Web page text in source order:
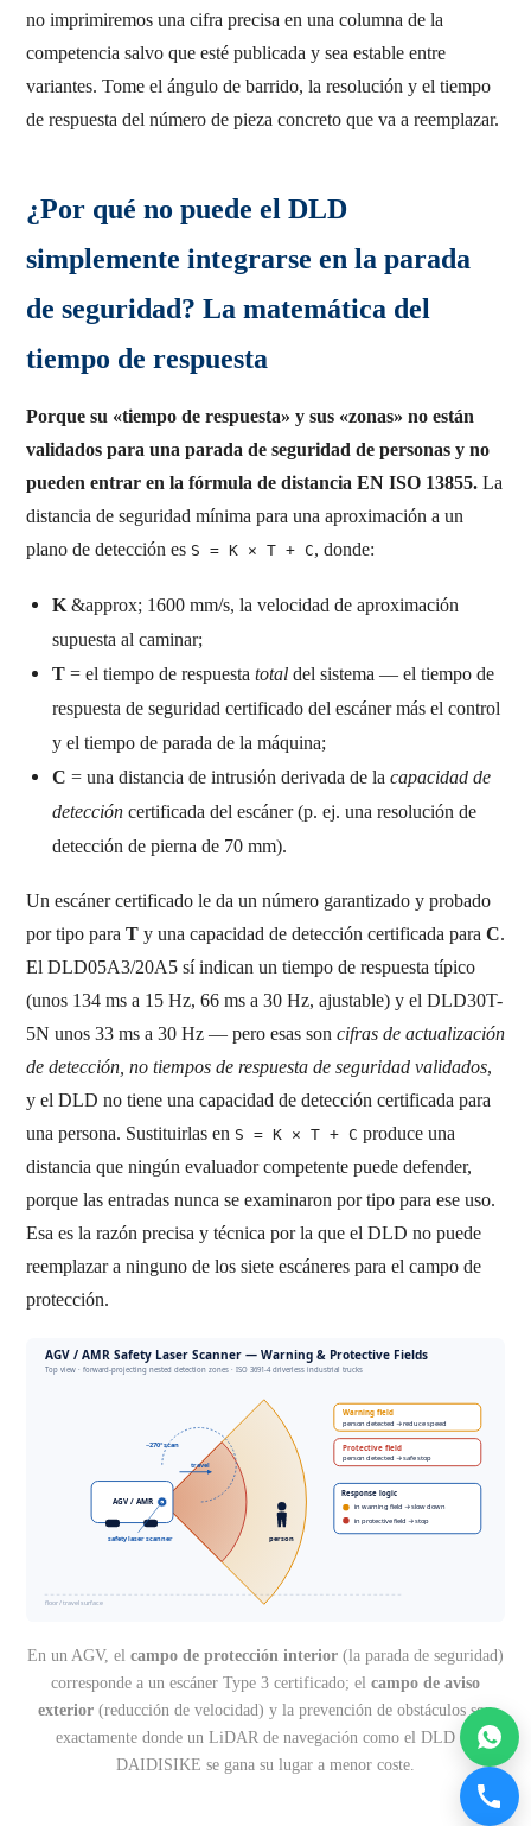
no imprimiremos una cifra precisa en una columna de la
competencia salvo que esté publicada y sea estable entre
variantes. Tome el ángulo de barrido, la resolución y el tiempo
de respuesta del número de pieza concreto que va a reemplazar.
¿Por qué no puede el DLD
simplemente integrarse en la parada
de seguridad? La matemática del
tiempo de respuesta
Porque su «tiempo de respuesta» y sus «zonas» no están
validados para una parada de seguridad de personas y no
pueden entrar en la fórmula de distancia EN ISO 13855. La
distancia de seguridad mínima para una aproximación a un
plano de detección es S = K × T + C, donde:
K&approx; 1600 mm/s, la velocidad de aproximación
supuesta al caminar;
T = el tiempo de respuesta total del sistema — el tiempo de
respuesta de seguridad certificado del escáner más el control
y el tiempo de parada de la máquina;
C = una distancia de intrusión derivada de la capacidad de
detección certificada del escáner (p. ej. una resolución de
detección de pierna de 70 mm).
Un escáner certificado le da un número garantizado y probado
por tipo para T y una capacidad de detección certificada para C.
El DLD05A3/20A5 sí indican un tiempo de respuesta típico
(unos 134 ms a 15 Hz, 66 ms a 30 Hz, ajustable) y el DLD30T-
5N unos 33 ms a 30 Hz — pero esas son cifras de actualización
de detección, no tiempos de respuesta de seguridad validados,
y el DLD no tiene una capacidad de detección certificada para
una persona. Sustituirlas en S = K × T + C produce una
distancia que ningún evaluador competente puede defender,
porque las entradas nunca se examinaron por tipo para ese uso.
Esa es la razón precisa y técnica por la que el DLD no puede
reemplazar a ninguno de los siete escáneres para el campo de
protección.
En un AGV, el campo de protección interior (la parada de seguridad)
corresponde a un escáner Type 3 certificado; el campo de aviso
exterior (reducción de velocidad) y la prevención de obstáculos son
exactamente donde un LiDAR de navegación como el DLD de
DAIDISIKE se gana su lugar a menor coste.